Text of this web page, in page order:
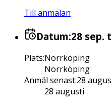
Till anmälan
Datum:28 sep.
Plats:Norrköping
Norrköping
Anmäl senast:28
28 augusti